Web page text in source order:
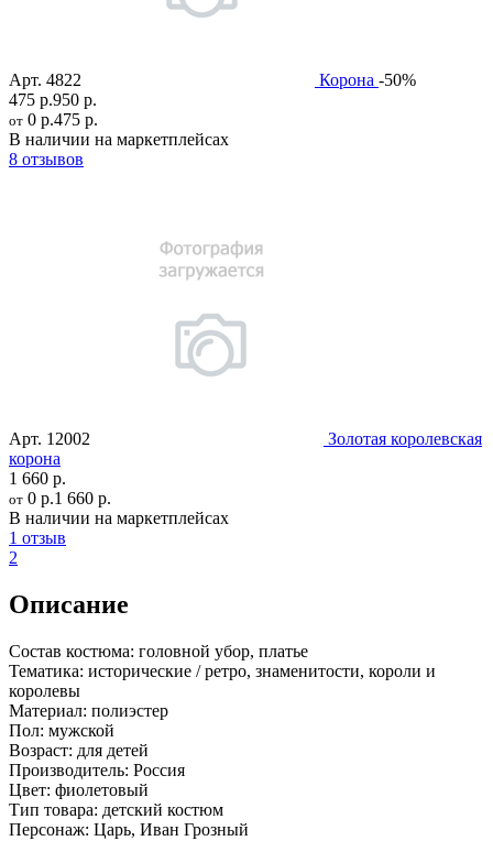
Арт. 4822 Корона -50%
475 р.950 р.
от 0 р.475 р.
В наличии на маркетплейсах
8 отзывов
Арт. 12002
Золотая королевская
корона
1 660 р.
от 0 р.1 660 р.
В наличии на маркетплейсах
1 отзыв
2
Описание
Состав костюма: головной убор, платье
Тематика: исторические / ретро, знаменитости, короли и
королевы
Материал: полиэстер
Пол: мужской
Возраст: для детей
Производитель: Россия
Цвет: фиолетовый
Тип товара: детский костюм
Персонаж: Царь, Иван Грозный